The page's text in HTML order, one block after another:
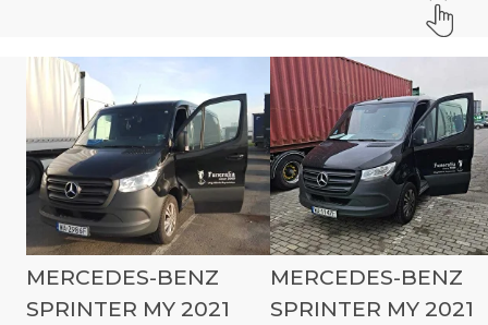
MERCEDES-BENZ
SPRINTER MY 2021
MERCEDES-BENZ
SPRINTER MY 2021